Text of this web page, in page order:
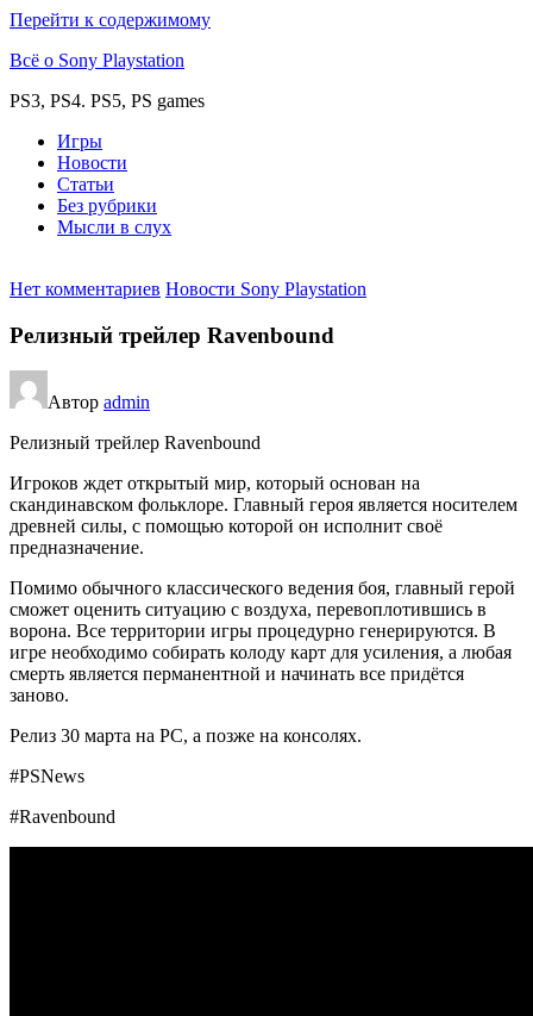
Перейти к содержимому
Всё о Sony Playstation
PS3, PS4. PS5, PS games
Игры
Новости
Статьи
Без рубрики
Мысли в слух
Нет комментариев Новости Sony Playstation
Релизный трейлер Ravenbound
Автор admin
Релизный трейлер Ravenbound
Игроков ждет открытый мир, который основан на
скандинавском фольклоре. Главный героя является носителем
древней силы, с помощью которой он исполнит своё
предназначение.
Помимо обычного классического ведения боя, главный герой
сможет оценить ситуацию с воздуха, перевоплотившись в
ворона. Все территории игры процедурно генерируются. В
игре необходимо собирать колоду карт для усиления, а любая
смерть является перманентной и начинать все придётся
заново.
Релиз 30 марта на РС, а позже на консолях.
#PSNews
#Ravenbound